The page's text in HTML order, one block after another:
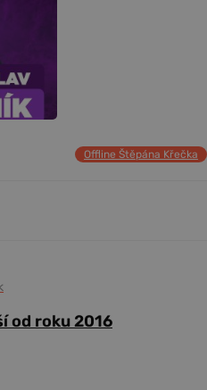
Offline Štěpána Křečka
od roku 2016